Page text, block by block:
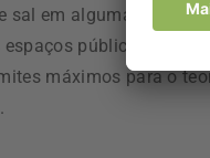
sal em algumas
públicos,
máximos para o